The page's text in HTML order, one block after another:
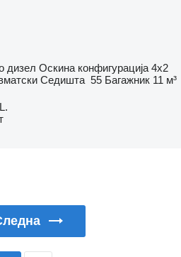
дизел Оскина конфигурација 4x2
Седишта 55 Багажник 11 м³